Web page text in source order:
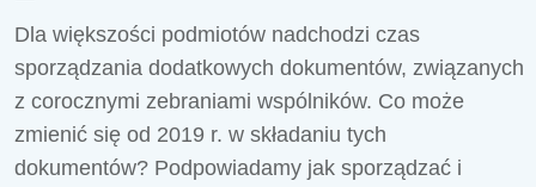
Dla większości podmiotów nadchodzi czas
sporządzania dodatkowych dokumentów, związanych
z corocznymi zebraniami wspólników. Co może
zmienić się od 2019 r. w składaniu tych
dokumentów? Podpowiadamy jak sporządzać i